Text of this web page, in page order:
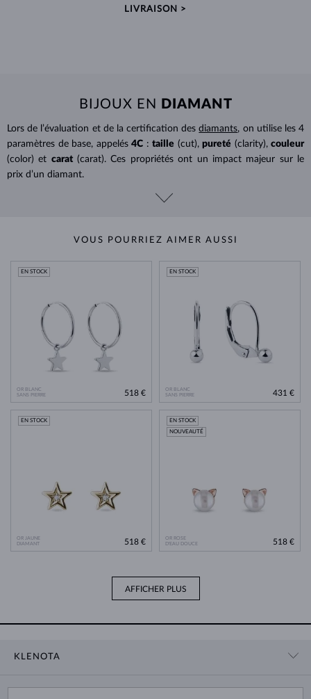
LIVRAISON >
BIJOUX EN DIAMANT
Lors de l’évaluation et de la certification desdiamants, on utilise les 4
paramètres de base, appelés 4C : taille (cut), pureté (clarity), couleur
(color) et carat (carat). Ces propriétés ont un impact majeur sur le
prix d’un diamant.
VOUS POURRIEZ AIMER AUSSI
OR BLANC
SANS PIERRE
EN STOCK
518 €
OR BLANC
SANS PIERRE
EN STOCK
431 €
OR JAUNE
DIAMANT
EN STOCK
518 €
OR ROSE
D'EAU DOUCE
EN STOCK
NOUVEAUTÉ
518 €
AFFICHER PLUS
KLENOTA